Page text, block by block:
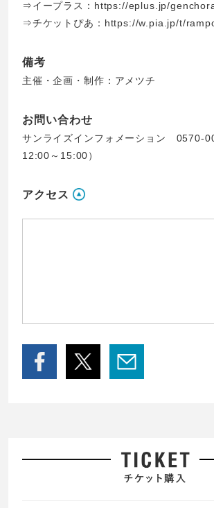
⇒イープラス： https://eplus.jp/
⇒チケットぴあ： https://w.pia.jp/t/
備考
主催・企画・制作：アメツチ
お問い合わせ
サンライズインフォメーション 0570-
12:00～15:00）
アクセス